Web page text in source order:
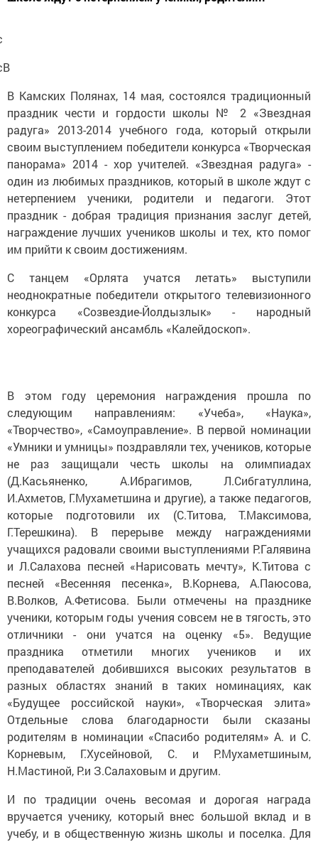
В Камских Полянах, 14 мая, состоялся традиционный
праздник чести и гордости школы № 2 «Звездная
радуга» 2013-2014 учебного года, который открыли
своим выступлением победители конкурса «Творческая
панорама» 2014 - хор учителей. «Звездная радуга» -
один из любимых праздников, который в школе ждут с
нетерпением ученики, родители и педагоги. Этот
праздник - добрая традиция признания заслуг детей,
награждение лучших учеников школы и тех, кто помог
им прийти к своим достижениям.
С танцем «Орлята учатся летать» выступили
неоднократные победители открытого телевизионного
конкурса «Созвездие-Йолдызлык» - народный
хореографический ансамбль «Калейдоскоп».
В этом году церемония награждения прошла по
следующим направлениям: «Учеба», «Наука»,
«Творчество», «Самоуправление». В первой номинации
«Умники и умницы» поздравляли тех, учеников, которые
не раз защищали честь школы на олимпиадах
(Д.Касьяненко, А.Ибрагимов, Л.Сибгатуллина,
И.Ахметов, Г.Мухаметшина и другие), а также педагогов,
которые подготовили их (С.Титова, Т.Максимова,
Г.Терешкина). В перерыве между награждениями
учащихся радовали своими выступлениями Р.Галявина
и Л.Салахова песней «Нарисовать мечту», К.Титова с
песней «Весенняя песенка», В.Корнева, А.Паюсова,
В.Волков, А.Фетисова. Были отмечены на празднике
ученики, которым годы учения совсем не в тягость, это
отличники - они учатся на оценку «5». Ведущие
праздника отметили многих учеников и их
преподавателей добившихся высоких результатов в
разных областях знаний в таких номинациях, как
«Будущее российской науки», «Творческая элита»
Отдельные слова благодарности были сказаны
родителям в номинации «Спасибо родителям» А. и С.
Корневым, Г.Хусейновой, С. и Р.Мухаметшиным,
Н.Мастиной, Р.и З.Салаховым и другим.
И по традиции очень весомая и дорогая награда
вручается ученику, который внес большой вклад и в
учебу, и в общественную жизнь школы и поселка. Для